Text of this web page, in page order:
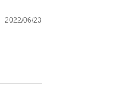
2022/06/23